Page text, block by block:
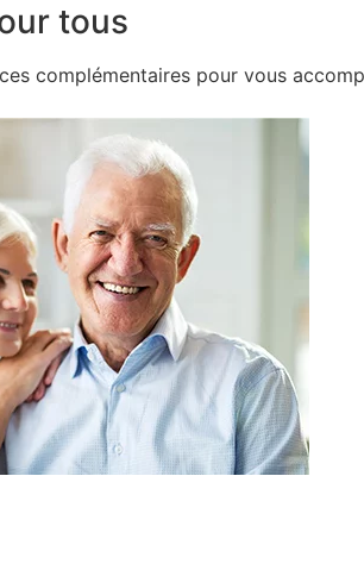
tous
complémentaires pour vous